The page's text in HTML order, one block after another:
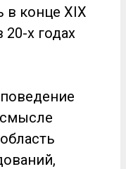
в конце XIX
20-х годах
поведение